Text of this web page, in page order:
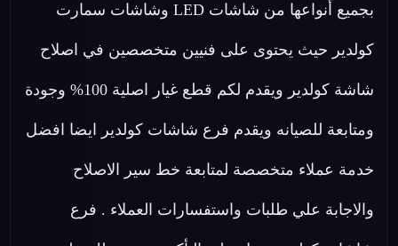
بجميع أنواعها من شاشات LED وشاشات سمارت
كولدير حيث يحتوى على فنيين متخصصين في اصلاح
شاشة كولدير ويقدم لكم قطع غيار اصلية 100% وجودة
ومتابعة للصيانه ويقدم فرع شاشات كولدير ايضا افضل
خدمة عملاء متخصصة لمتابعة خط سير الاصلاح
والاجابة علي طلبات واستفسارات العملاء . فرع